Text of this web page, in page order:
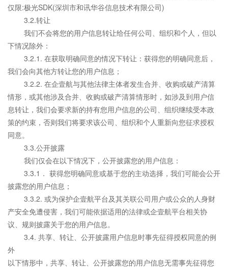
仅限:极光SDK(深圳市和讯华谷信息技术有限公司)
3.2.转让
我们不会将您的用户信息转让给任何公司、组织和个人，但以
下情况除外：
3.2.1. 在获取明确同意的情况下转让：获得您的明确同意后，
我们会向其他方转让您的用户信息；
3.2.2. 在企壹航与其他法律主体者发生合并、收购或破产清算
情形，或其他涉及合并、收购或破产清算情形时，如涉及到用户信
息转让，我们会要求新的持有您用户信息的公司、组织继续受本政
策的约束，否则我们将要求该公司、组织和个人重新向您征求授权
同意。
3.3.公开披露
我们仅会在以下情况下，公开披露您的用户信息：
3.3.1． 获得您明确同意或基于您的主动选择，我们可能会公开
披露您的用户信息；
3.3.2. 或为保护企壹航平台及其关联公司用户或公众的人身财
产安全免遭侵害，我们可能依据适用的法律或企壹航平台相关协
议、规则披露关于您的用户信息。
3.4. 共享、转让、公开披露用户信息时事先征得授权同意的例
外
以下情形中，共享、转让、公开披露您的用户信息无需事先征得您